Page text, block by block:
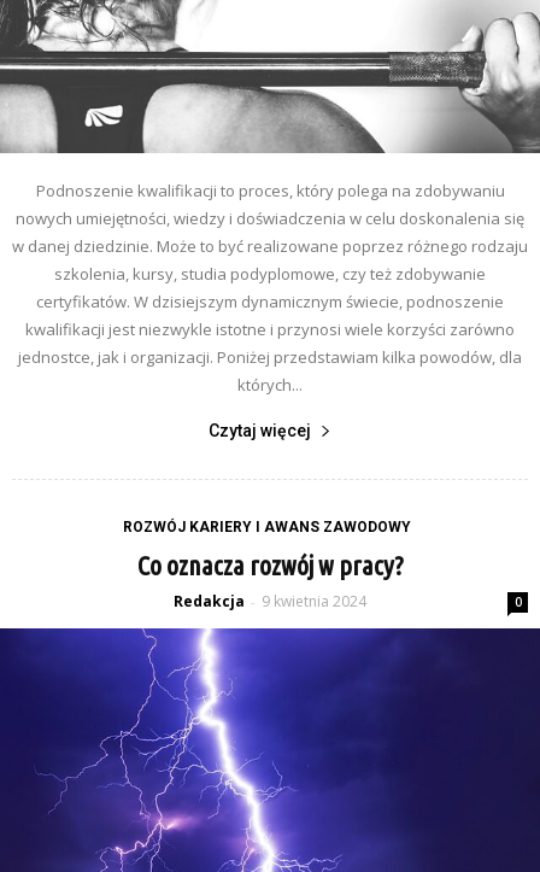
Podnoszenie kwalifikacji to proces, który polega na zdobywaniu
nowych umiejętności, wiedzy i doświadczenia w celu doskonalenia się
w danej dziedzinie. Może to być realizowane poprzez różnego rodzaju
szkolenia, kursy, studia podyplomowe, czy też zdobywanie
certyfikatów. W dzisiejszym dynamicznym świecie, podnoszenie
kwalifikacji jest niezwykle istotne i przynosi wiele korzyści zarówno
jednostce, jak i organizacji. Poniżej przedstawiam kilka powodów, dla
których...
Czytaj więcej
ROZWÓJ KARIERY I AWANS ZAWODOWY
Co oznacza rozwój w pracy?
Redakcja - 9 kwietnia 2024 0